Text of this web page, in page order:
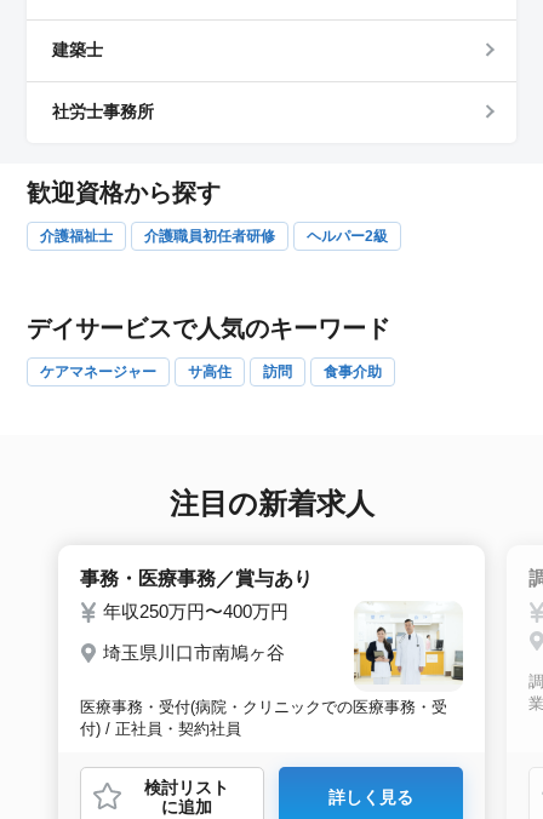
建築士
社労士事務所
歓迎資格から探す
介護福祉士 介護職員初任者研修 ヘルパー2級
デイサービスで人気のキーワード
ケアマネージャー サ高住 訪問 食事介助
注目の新着求人
事務・医療事務／賞与あり
年収250万円〜400万円
埼玉県川口市南鳩ヶ谷
医療事務・受付(病院・クリニックでの医療事務・受
付) / 正社員・契約社員
検討リスト
に追加
詳しく見る